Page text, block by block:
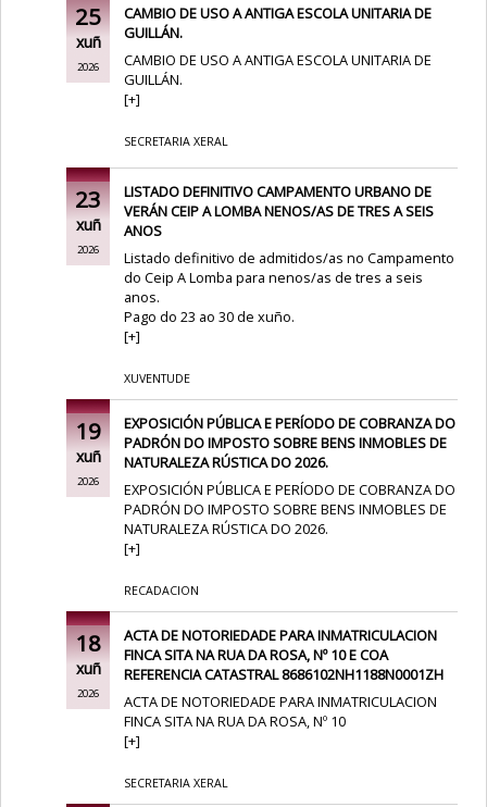
25
xuñ
2026
CAMBIO DE USO A ANTIGA ESCOLA UNITARIA DE
GUILLÁN.
CAMBIO DE USO A ANTIGA ESCOLA UNITARIA DE
GUILLÁN.
[+]
SECRETARIA XERAL
23
xuñ
2026
LISTADO DEFINITIVO CAMPAMENTO URBANO DE
VERÁN CEIP A LOMBA NENOS/AS DE TRES A SEIS
ANOS
Listado definitivo de admitidos/as no Campamento
do Ceip A Lomba para nenos/as de tres a seis
anos.
Pago do 23 ao 30 de xuño.
[+]
XUVENTUDE
19
xuñ
2026
EXPOSICIÓN PÚBLICA E PERÍODO DE COBRANZA DO
PADRÓN DO IMPOSTO SOBRE BENS INMOBLES DE
NATURALEZA RÚSTICA DO 2026.
EXPOSICIÓN PÚBLICA E PERÍODO DE COBRANZA DO
PADRÓN DO IMPOSTO SOBRE BENS INMOBLES DE
NATURALEZA RÚSTICA DO 2026.
[+]
RECADACION
18
xuñ
2026
ACTA DE NOTORIEDADE PARA INMATRICULACION
FINCA SITA NA RUA DA ROSA, Nº 10 E COA
REFERENCIA CATASTRAL 8686102NH1188N0001ZH
ACTA DE NOTORIEDADE PARA INMATRICULACION
FINCA SITA NA RUA DA ROSA, Nº 10
[+]
SECRETARIA XERAL